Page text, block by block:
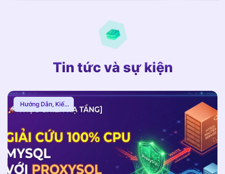
Tin tức và sự kiện
Hướng Dẫn, Kiến
Thức Proxy